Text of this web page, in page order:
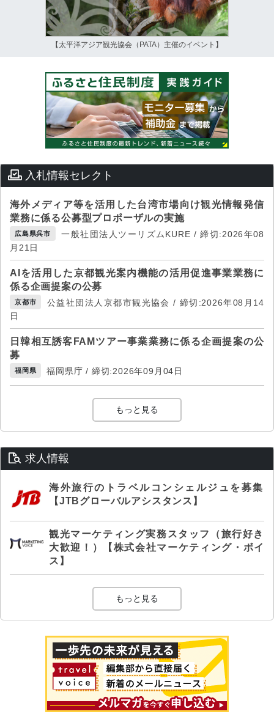
【太平洋アジア観光協会（PATA）主催のイベント】
入札情報セレクト
海外メディア等を活用した台湾市場向け観光情報発信
業務に係る公募型プロポーザルの実施
広島県呉市
一般社団法人ツーリズムKURE / 締切:2026年08
月21日
AIを活用した京都観光案内機能の活用促進事業業務に
係る企画提案の公募
京都市
公益社団法人京都市観光協会 / 締切:2026年08月14
日
日韓相互誘客FAMツアー事業業務に係る企画提案の公
募
福岡県 福岡県庁 / 締切:2026年09月04日
もっと見る
求人情報
海外旅行のトラベルコンシェルジュを募集
【JTBグローバルアシスタンス】
観光マーケティング実務スタッフ（旅行好き
大歓迎！）【株式会社マーケティング・ボイ
ス】
もっと見る